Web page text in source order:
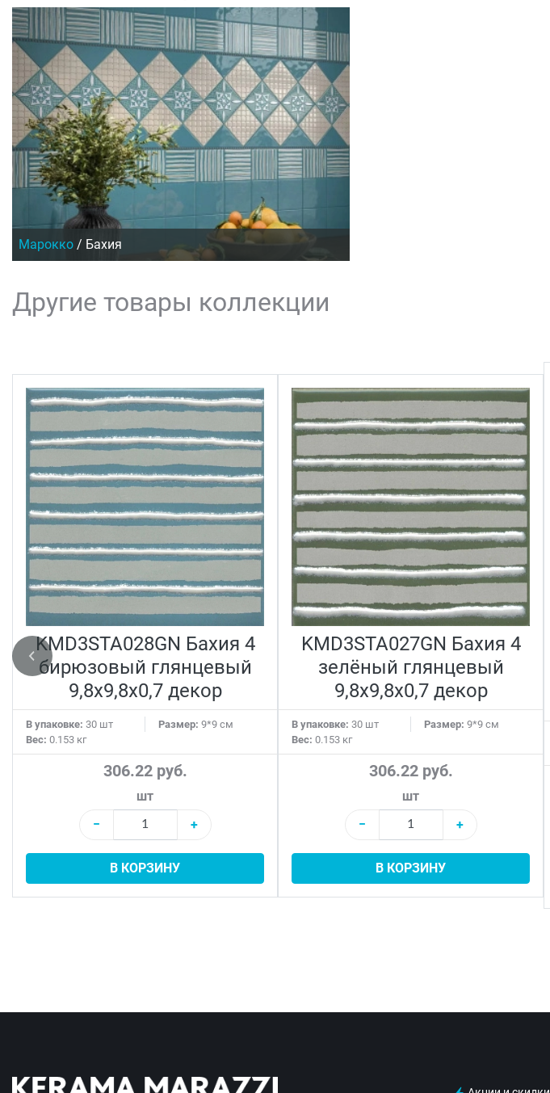
Марокко / Бахия
Другие товары коллекции
KMD3STA028GN Бахия 4
бирюзовый глянцевый
9,8x9,8x0,7 декор
В упаковке: 30 шт Размер: 9*9 см
Вес: 0.153 кг
306.22 руб.
шт
−
+
В КОРЗИНУ
KMD3STA027GN Бахия 4
зелёный глянцевый
9,8x9,8x0,7 декор
В упаковке: 30 шт Размер: 9*9 см
Вес: 0.153 кг
306.22 руб.
шт
−
+
В КОРЗИНУ